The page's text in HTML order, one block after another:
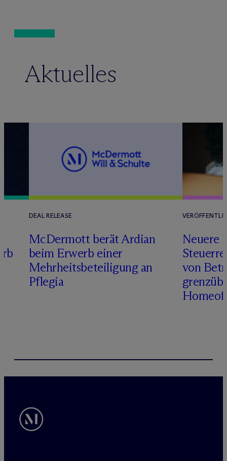
Aktuelles
DEAL RELEASE
McDermott berät Ardian
beim Erwerb einer
Mehrheitsbeteiligung an
Pflegia
Neuere
von